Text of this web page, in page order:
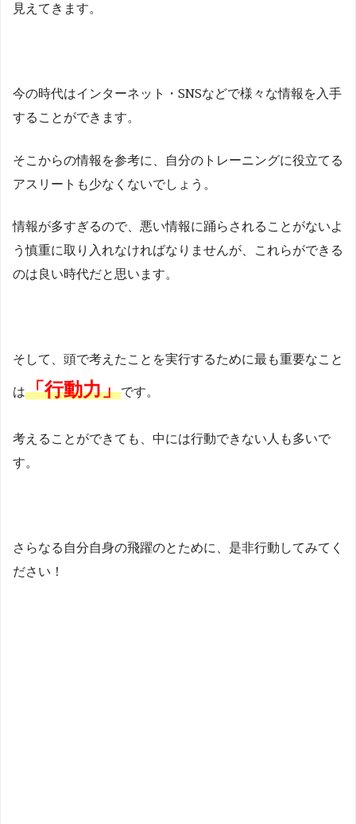
見えてきます。
今の時代はインターネット・SNSなどで様々な情報を入手
することができます。
そこからの情報を参考に、自分のトレーニングに役立てる
アスリートも少なくないでしょう。
情報が多すぎるので、悪い情報に踊らされることがないよ
う慎重に取り入れなければなりませんが、これらができる
のは良い時代だと思います。
そして、頭で考えたことを実行するために最も重要なこと
は「行動力」です。
考えることができても、中には行動できない人も多いで
す。
さらなる自分自身の飛躍のとために、是非行動してみてく
ださい！